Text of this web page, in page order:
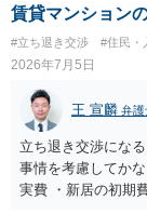
前提であり、借主
績、子どもの学校
などは、借主側の
重視される要素で
がない限り、更新
れます。 建物が未
に否定するもので
有効とされていま
しており定期借家
（誰が所有者で誰
賃貸マンション
#立ち退き交渉 #住民・
2026年7月5日
王 宣麟 弁護
立ち退き交渉にな
事情を考慮してか
実費 ・新居の初期